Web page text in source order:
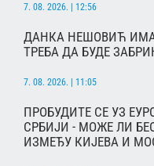
7. 08. 2026. | 12:56
ДАНКА НЕШОВИЋ
ТРЕБА ДА БУДЕ
7. 08. 2026. | 11:05
ПРОБУДИТЕ СЕ УЗ
СРБИЈИ - МОЖЕ ЛИ
ИЗМЕЂУ КИЈЕВА И